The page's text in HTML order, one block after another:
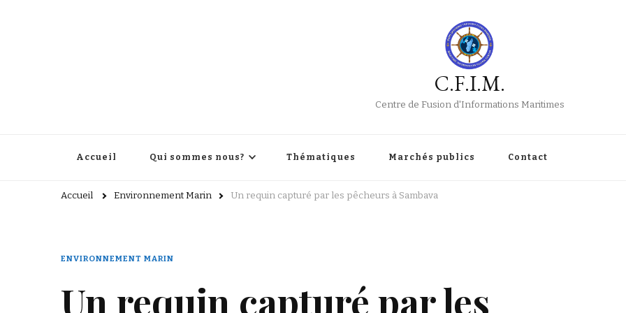
C.F.I.M.
Centre de Fusion d'Informations Maritimes
Accueil Qui sommes nous? Thématiques Marchés publics Contact
Accueil Environnement Marin Un requin capturé par les pêcheurs à Sambava
ENVIRONNEMENT MARIN
Un requin capturé par les